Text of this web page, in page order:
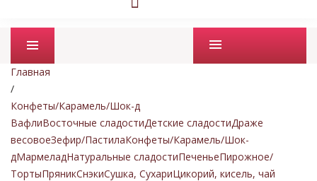
Промо товары
Главная
/
Конфеты/Карамель/Шок-д
ВафлиВосточные сладостиДетские сладостиДраже
весовоеЗефир/ПастилаКонфеты/Карамель/Шок-
дМармеладНатуральные сладостиПеченьеПирожное/
ТортыПряникСнэкиСушка, СухариЦикорий, кисель, чай